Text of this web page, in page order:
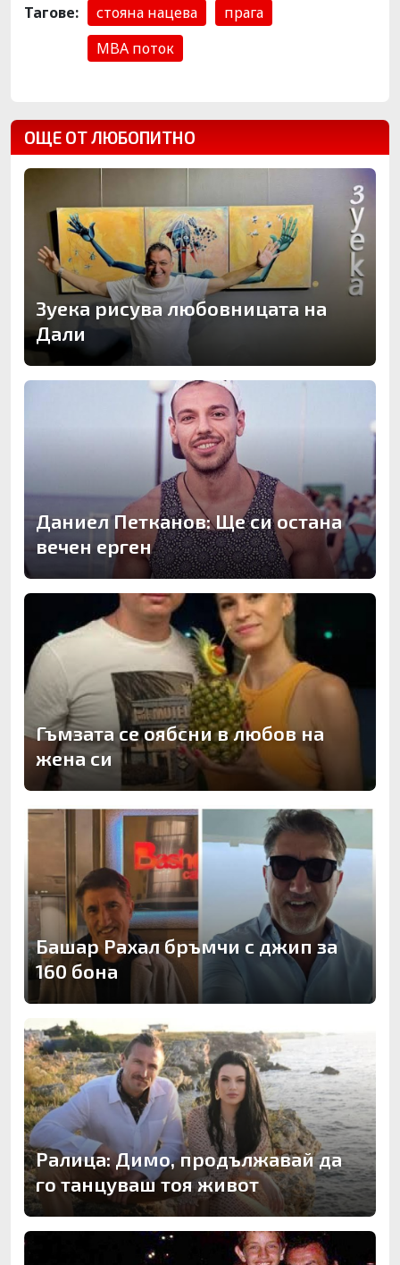
Тагове: стояна нацева
прага
MBA поток
ОЩЕ ОТ ЛЮБОПИТНО
Зуека рисува любовницата на
Дали
Даниел Петканов: Ще си остана
вечен ерген
Гъмзата се оябсни в любов на
жена си
Башар Рахал бръмчи с джип за
160 бона
Ралица: Димо, продължавай да
го танцуваш тоя живот